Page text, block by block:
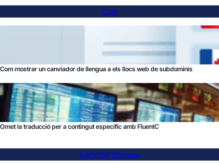
Com
Com mostrar un canviador de llengua a els llocs web de subdominis
Omet la traducció per a contingut específic amb FluentC
Característiques